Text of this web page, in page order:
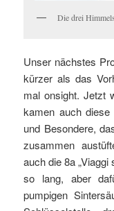
Die drei
Unser nächstes
kürzer als das
mal onsight. Jetzt
kamen auch
und Besondere,
zusammen
auch die 8a
so lang, aber
pumpigen